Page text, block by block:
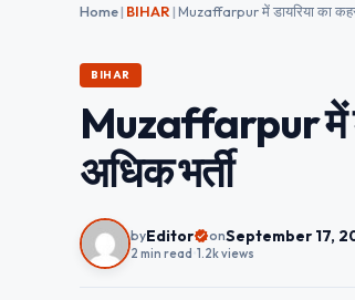
Home| BIHAR|
BIHAR
Muzaffarpur में
अधिक भर्ती
byEditor onSeptember 17,
2 min read 1.2k views